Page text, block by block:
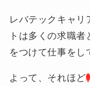
レバテックキャリ
トは多くの求職
をつけて仕事をし
よって、それほど